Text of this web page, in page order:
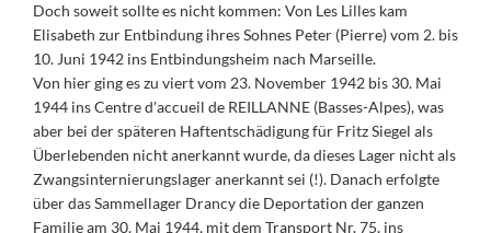
Doch soweit sollte es nicht kommen: Von Les Lilles kam
Elisabeth zur Entbindung ihres Sohnes Peter (Pierre) vom 2. bis
10. Juni 1942 ins Entbindungsheim nach Marseille.
Von hier ging es zu viert vom 23. November 1942 bis 30. Mai
1944 ins Centre d'accueil de REILLANNE (Basses-Alpes), was
aber bei der späteren Haftentschädigung für Fritz Siegel als
Überlebenden nicht anerkannt wurde, da dieses Lager nicht als
Zwangsinternierungslager anerkannt sei (!). Danach erfolgte
über das Sammellager Drancy die Deportation der ganzen
Familie am 30. Mai 1944, mit dem Transport Nr. 75, ins